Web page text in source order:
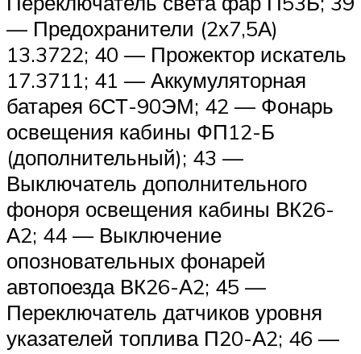
— Предохранители (2х7,5А)
13.3722; 40 — Прожектор искатель
17.3711; 41 — Аккумуляторная
батарея 6СТ-90ЭМ; 42 — Фонарь
освещения кабины ФП12-Б
(дополнительный); 43 —
Выключатель дополнительного
фоноря освещения кабины ВК26-
А2; 44 — Выключение
опозновательных фонарей
автопоезда ВК26-А2; 45 —
Переключатель датчиков уровня
указателей топлива П20-А2; 46 —